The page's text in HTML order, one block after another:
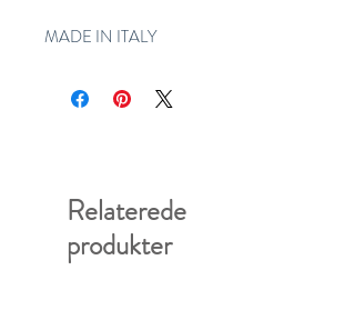
MADE IN ITALY
Relaterede
produkter